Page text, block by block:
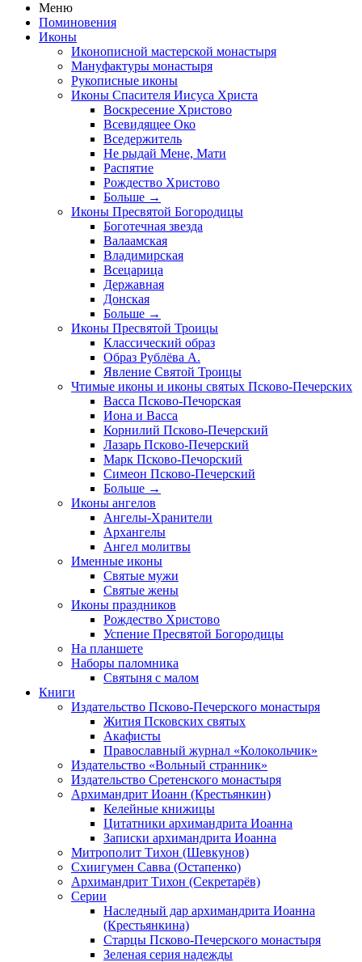
Меню
Поминовения
Иконы
Иконописной мастерской монастыря
Мануфактуры монастыря
Рукописные иконы
Иконы Спасителя Иисуса Христа
Воскресение Христово
Всевидящее Око
Вседержитель
Не рыдай Мене, Мати
Распятие
Рождество Христово
Больше →
Иконы Пресвятой Богородицы
Боготечная звезда
Валаамская
Владимирская
Всецарица
Державная
Донская
Больше →
Иконы Пресвятой Троицы
Классический образ
Образ Рублёва А.
Явление Святой Троицы
Чтимые иконы и иконы святых Псково-Печерских
Васса Псково-Печорская
Иона и Васса
Корнилий Псково-Печерский
Лазарь Псково-Печерский
Марк Псково-Печорский
Симеон Псково-Печерский
Больше →
Иконы ангелов
Ангелы-Хранители
Архангелы
Ангел молитвы
Именные иконы
Святые мужи
Святые жены
Иконы праздников
Рождество Христово
Успение Пресвятой Богородицы
На планшете
Наборы паломника
Святыня с малом
Книги
Издательство Псково-Печерского монастыря
Жития Псковских святых
Акафисты
Православный журнал «Колокольчик»
Издательство «Вольный странник»
Издательство Сретенского монастыря
Архимандрит Иоанн (Крестьянкин)
Келейные книжицы
Цитатники архимандрита Иоанна
Записки архимандрита Иоанна
Митрополит Тихон (Шевкунов)
Схиигумен Савва (Остапенко)
Архимандрит Тихон (Секретарёв)
Серии
Наследный дар архимандрита Иоанна
(Крестьянкина)
Старцы Псково-Печерского монастыря
Зеленая серия надежды